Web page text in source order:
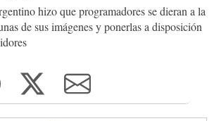
hizo que programadores se dieran a la
de sus imágenes y ponerlas a disposición